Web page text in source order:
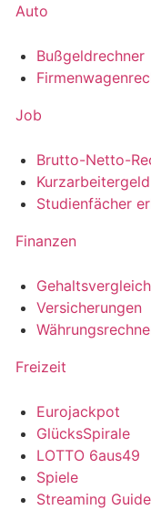
Auto
Bußgeldrechner
Job
Brutto-Netto-
Studienfächer
Finanzen
Gehaltsvergleich
Versicherungen
Freizeit
Eurojackpot
GlücksSpirale
LOTTO 6aus49
Spiele
Streaming Guide